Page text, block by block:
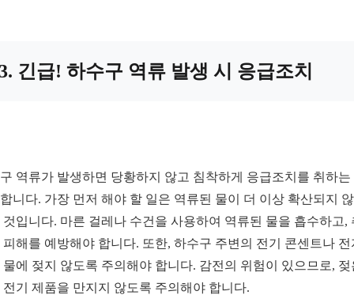
긴급! 하수구 역류 발생 시 응급조치
역류가 발생하면 당황하지 않고 침착하게 응급조치를 취하는
니다. 가장 먼저 해야 할 일은 역류된 물이 더 이상 확산되지
것입니다. 마른 걸레나 수건을 사용하여 역류된 물을 흡수하고,
피해를 예방해야 합니다. 또한, 하수구 주변의 전기 콘센트나 전
물에 젖지 않도록 주의해야 합니다. 감전의 위험이 있으므로, 젖
전기 제품을 만지지 않도록 주의해야 합니다.